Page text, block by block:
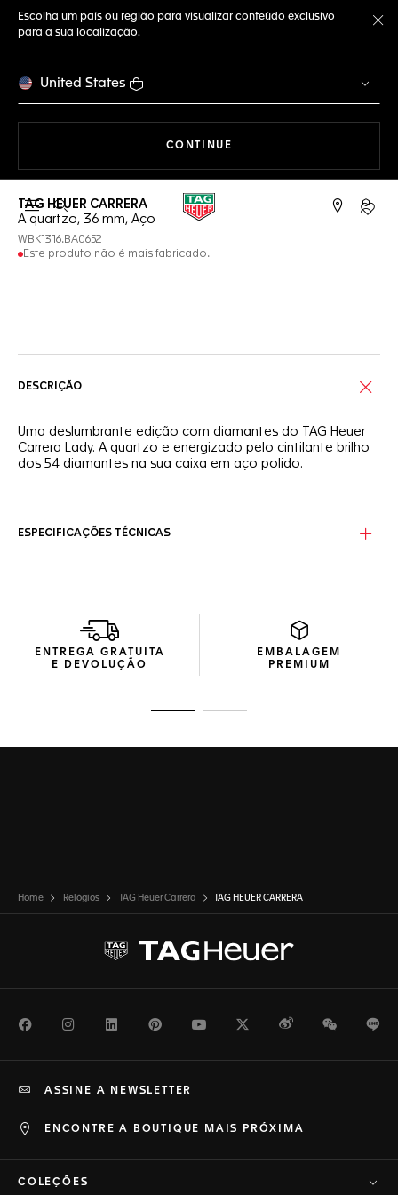
Escolha um país ou região para visualizar conteúdo exclusivo
para a sua localização.
United States
CONTINUE
Abrir a busca Conta
TAG HEUER CARRERA
A quartzo, 36 mm, Aço
WBK1316.BA0652
Este produto não é mais fabricado.
DESCRIÇÃO
Uma deslumbrante edição com diamantes do TAG Heuer
Carrera Lady. A quartzo e energizado pelo cintilante brilho
dos 54 diamantes na sua caixa em aço polido.
ESPECIFICAÇÕES TÉCNICAS
ENTREGA GRATUITA
E DEVOLUÇÃO
EMBALAGEM
PREMIUM
Home Relógios TAG Heuer Carrera TAG HEUER CARRERA
FacebookInstagramLinkedInPinterestYoutubeTwitterWeiboWeChat
ENCONTRE A BOUTIQUE MAIS PRÓXIMA
ASSINE A NEWSLETTER
COLEÇÕES